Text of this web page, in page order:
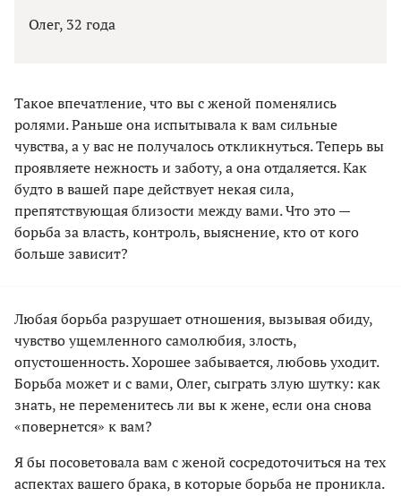
Олег, 32 года
Такое впечатление, что вы с женой поменялись
ролями. Раньше она испытывала к вам сильные
чувства, а у вас не получалось откликнуться. Теперь вы
проявляете нежность и заботу, а она отдаляется. Как
будто в вашей паре действует некая сила,
препятствующая близости между вами. Что это —
борьба за власть, контроль, выяснение, кто от кого
больше зависит?
Любая борьба разрушает отношения, вызывая обиду,
чувство ущемленного самолюбия, злость,
опустошенность. Хорошее забывается, любовь уходит.
Борьба может и с вами, Олег, сыграть злую шутку: как
знать, не переменитесь ли вы к жене, если она снова
«повернется» к вам?
Я бы посоветовала вам с женой сосредоточиться на тех
аспектах вашего брака, в которые борьба не проникла.